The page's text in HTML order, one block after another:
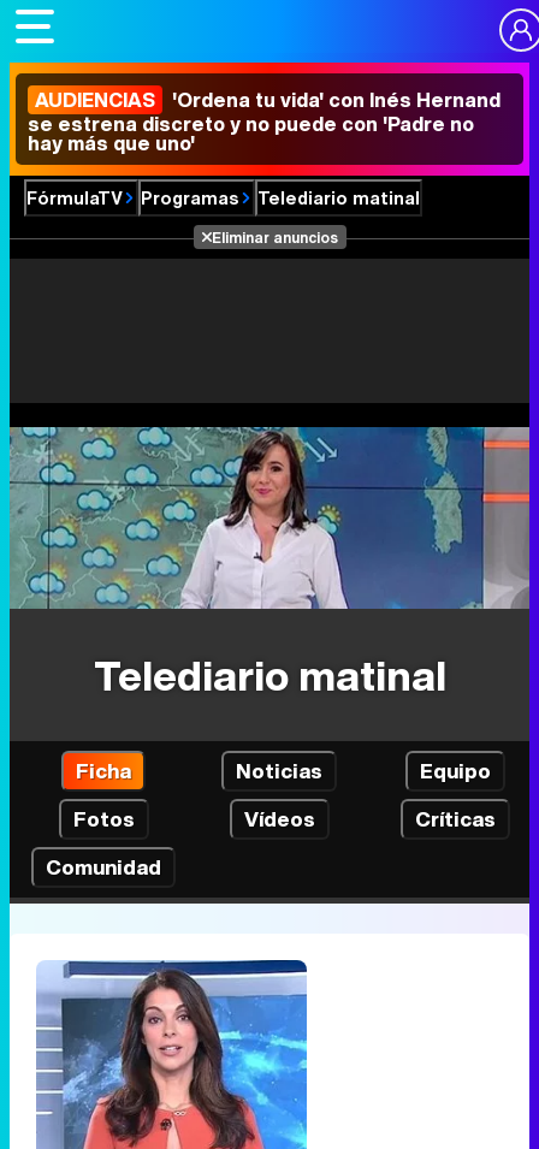
AUDIENCIAS 'Ordena tu vida' con Inés Hernand
se estrena discreto y no puede con 'Padre no
hay más que uno'
FórmulaTV Programas Telediario matinal
Eliminar anuncios
Telediario matinal
Ficha Noticias
Equipo
Fotos
Vídeos
Críticas
Comunidad